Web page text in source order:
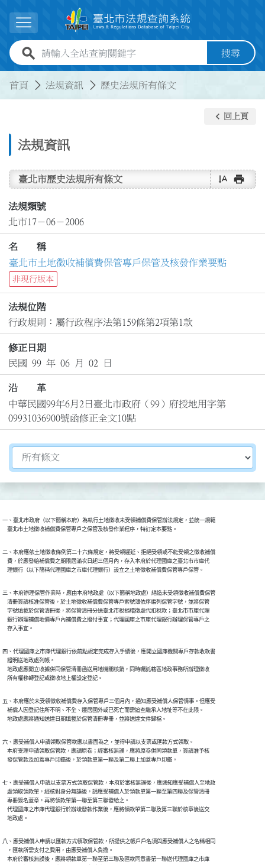
展開選單
全站查詢關鍵字欄位 搜尋
首頁 法規資訊 歷史法規所有條文
法規資訊
keyboard_arrow_left 回上頁
臺北市歷史法規所有條文 text_rotate_vertical print
法規類號
北市17－06－2006
名 稱
臺北市土地徵收補償費保管專戶保管及核發作業要點
非現行版本
法規位階
行政規則：屬行政程序法第159條第2項第1款
修正日期
民國 99 年 06 月 02 日
沿 革
中華民國99年6月2日臺北市政府（99）府授地用字第
09931036900號函修正全文10點
切換選擇法規資訊內容
一、臺北市政府（以下簡稱本府）為執行土地徵收未受領補償費保管辦法規定，並統一規範
    臺北市土地徵收補償費保管專戶之保管及核發作業程序，特訂定本要點。
二、本府應依土地徵收條例第二十六條規定，將受領遲延、拒絕受領或不能受領之徵收補償
    費，於應發給補償費之期限屆滿次日起三個月內，存入本府於代理國庫之臺北市市庫代
    理銀行（以下簡稱代理國庫之市庫代理銀行）設立之土地徵收補償費保管專戶保管。
三、本府辦理保管作業時，應由本府地政處（以下簡稱地政處）繕造未受領徵收補償費保管
    清冊簽請核准保管後，於土地徵收補償費保管專戶索號簿依序編列保管字號，並將保管
    字號填載於保管清冊後，將保管清冊分送臺北市稅捐稽徵處代扣稅款；臺北市市庫代理
    銀行辦理補償地價專戶內補償費之撥付事宜；代理國庫之市庫代理銀行辦理保管專戶之
    存入事宜。
四、代理國庫之市庫代理銀行依前點規定完成存入手續後，應開立國庫機關專戶存款收款書
    證明送地政處列帳。
    地政處應開立收據併同保管清冊函送用地機關核銷，同時囑託轄區地政事務所辦理徵收
    所有權移轉登記或徵收地上權設定登記。
五、本府應於未受領徵收補償費存入保管專戶三個月內，通知應受補償人保管情事。但應受
    補償人因登記住所不明、不全、遷居國外或已死亡而需追查繼承人地址等不在此限。
    地政處應將通知送達日期填載於保管清冊專冊，並將送達文件歸檔。
六、應受補償人申請領取保管款應以書面為之，並得申請以支票或匯款方式領取。
    本府受理申請領取保管款，應調原卷；經審核無誤，應將原卷併同領款單，簽請准予核
    發保管款及加蓋專戶印鑑後，於領款單第一聯及第二聯上加蓋專戶印鑑。
七、應受補償人申請以支票方式領取保管款，本府於審核無誤後，應通知應受補償人至地政
    處領取領款單，經核對身分無誤後，請應受補償人於領款單第一聯至第四聯及保管清冊
    專冊簽名蓋章，再將領款單第一聯至第三聯發給之。
    代理國庫之市庫代理銀行於辦竣發款作業後，應將領款單第二聯及第三聯於核章後送交
    地政處。
八、應受補償人申請以匯款方式領取保管款，所提供之帳戶戶名須與應受補償人之名稱相同
    ，匯款所需支付之費用，由應受補償人負擔。
    本府於審核無誤後，應將領款單第一聯至第三聯及匯款同意書第一聯送代理國庫之市庫